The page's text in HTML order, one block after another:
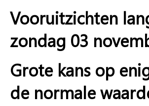
Vooruitzichten
zondag 03
Grote kans op
de normale